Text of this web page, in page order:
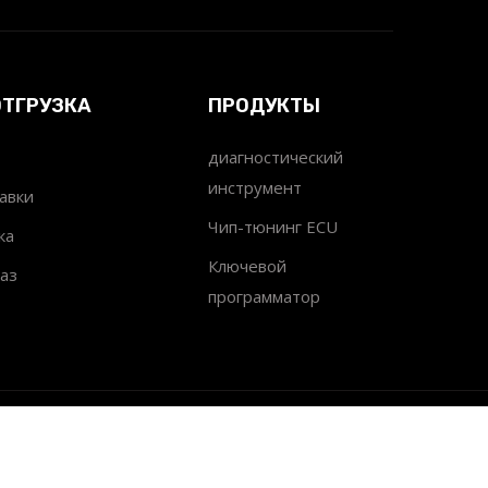
ПРОДУКТЫ
диагностический
инструмент
Чип-тюнинг ECU
Ключевой
программатор